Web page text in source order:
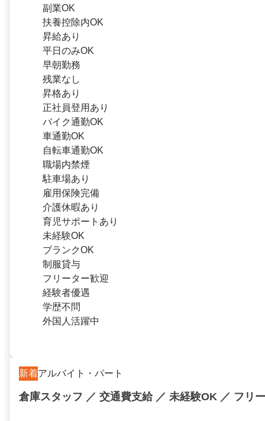
副業OK
扶養控除内OK
昇給あり
平日のみOK
早朝勤務
残業なし
昇格あり
正社員登用あり
バイク通勤OK
車通勤OK
自転車通勤OK
職場内禁煙
駐車場あり
雇用保険完備
介護休暇あり
育児サポートあり
未経験OK
ブランクOK
制服貸与
フリーター歓迎
経験者優遇
学歴不問
外国人活躍中
新着アルバイト・パート
倉庫スタッフ ／ 交通費支給 ／ 未経験OK ／ フリ